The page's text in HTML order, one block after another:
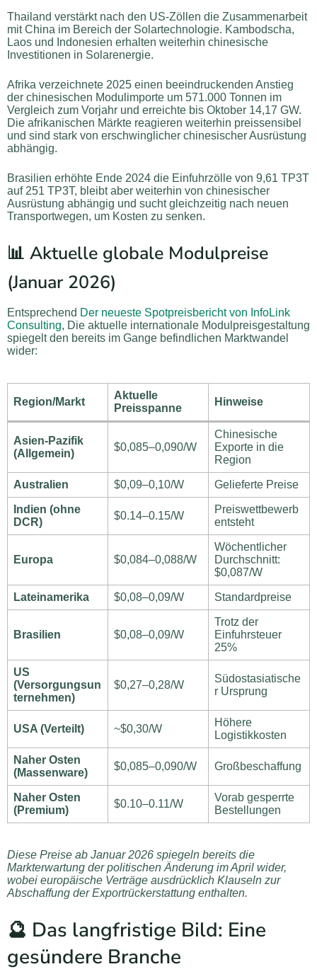
Thailand verstärkt nach den US-Zöllen die Zusammenarbeit
mit China im Bereich der Solartechnologie. Kambodscha,
Laos und Indonesien erhalten weiterhin chinesische
Investitionen in Solarenergie.
Afrika verzeichnete 2025 einen beeindruckenden Anstieg
der chinesischen Modulimporte um 571.000 Tonnen im
Vergleich zum Vorjahr und erreichte bis Oktober 14,17 GW.
Die afrikanischen Märkte reagieren weiterhin preissensibel
und sind stark von erschwinglicher chinesischer Ausrüstung
abhängig.
Brasilien erhöhte Ende 2024 die Einfuhrzölle von 9,61 TP3T
auf 251 TP3T, bleibt aber weiterhin von chinesischer
Ausrüstung abhängig und sucht gleichzeitig nach neuen
Transportwegen, um Kosten zu senken.
📊 Aktuelle globale Modulpreise
(Januar 2026)
Entsprechend Der neueste Spotpreisbericht von InfoLink
Consulting, Die aktuelle internationale Modulpreisgestaltung
spiegelt den bereits im Gange befindlichen Marktwandel
wider:
Region/Markt
Aktuelle
Preisspanne
Hinweise
Asien-Pazifik
(Allgemein)
$0,085–0,090/W
Chinesische
Exporte in die
Region
Australien $0,09–0,10/W Gelieferte Preise
Indien (ohne
DCR)
$0.14–0.15/W
Preiswettbewerb
entsteht
Europa $0,084–0,088/W
Wöchentlicher
Durchschnitt:
$0,087/W
Lateinamerika $0,08–0,09/W Standardpreise
Brasilien $0,08–0,09/W
Trotz der
Einfuhrsteuer
25%
US
(Versorgungsun
ternehmen)
$0,27–0,28/W
Südostasiatische
r Ursprung
USA (Verteilt) ~$0,30/W
Höhere
Logistikkosten
Naher Osten
(Massenware)
$0,085–0,090/W Großbeschaffung
Naher Osten
(Premium)
$0.10–0.11/W
Vorab gesperrte
Bestellungen
Diese Preise ab Januar 2026 spiegeln bereits die
Markterwartung der politischen Änderung im April wider,
wobei europäische Verträge ausdrücklich Klauseln zur
Abschaffung der Exportrückerstattung enthalten.
🔮 Das langfristige Bild: Eine
gesündere Branche